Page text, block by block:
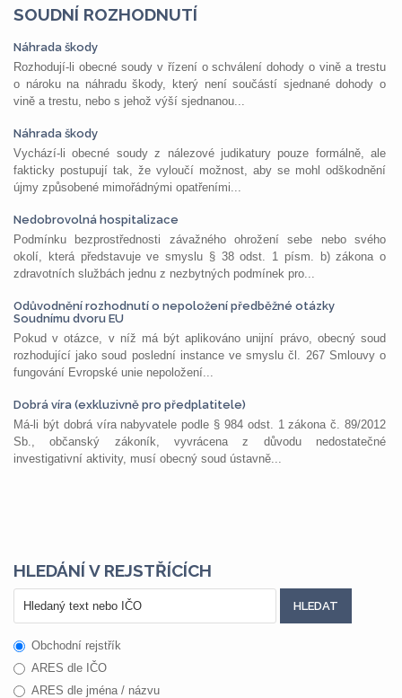
SOUDNÍ ROZHODNUTÍ
Náhrada škody
Rozhodují-li obecné soudy v řízení o schválení dohody o vině a trestu
o nároku na náhradu škody, který není součástí sjednané dohody o
vině a trestu, nebo s jehož výší sjednanou...
Náhrada škody
Vychází-li obecné soudy z nálezové judikatury pouze formálně, ale
fakticky postupují tak, že vyloučí možnost, aby se mohl odškodnění
újmy způsobené mimořádnými opatřeními...
Nedobrovolná hospitalizace
Podmínku bezprostřednosti závažného ohrožení sebe nebo svého
okolí, která představuje ve smyslu § 38 odst. 1 písm. b) zákona o
zdravotních službách jednu z nezbytných podmínek pro...
Odůvodnění rozhodnutí o nepoložení předběžné otázky
Soudnímu dvoru EU
Pokud v otázce, v níž má být aplikováno unijní právo, obecný soud
rozhodující jako soud poslední instance ve smyslu čl. 267 Smlouvy o
fungování Evropské unie nepoložení...
Dobrá víra (exkluzivně pro předplatitele)
Má-li být dobrá víra nabyvatele podle § 984 odst. 1 zákona č. 89/2012
Sb., občanský zákoník, vyvrácena z důvodu nedostatečné
investigativní aktivity, musí obecný soud ústavně...
HLEDÁNÍ V REJSTŘÍCÍCH
Obchodní rejstřík
ARES dle IČO
ARES dle jména / názvu